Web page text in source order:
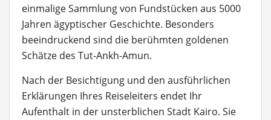
einmalige Sammlung von Fundstücken aus 5000
Jahren ägyptischer Geschichte. Besonders
beeindruckend sind die berühmten goldenen
Schätze des Tut-Ankh-Amun.
Nach der Besichtigung und den ausführlichen
Erklärungen Ihres Reiseleiters endet Ihr
Aufenthalt in der unsterblichen Stadt Kairo. Sie